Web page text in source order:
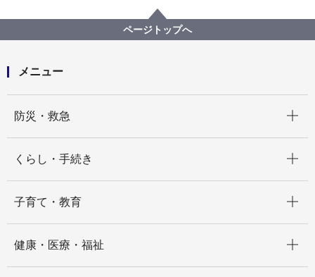
旭区を知る
よみがえる昭和の街並み 旭区風景写真アーカイブ
9.中白根
白根小学校からの眺望3(画像番号a024)
ページトップへ
メニュー
防災・救急
くらし・手続き
子育て・教育
健康・医療・福祉